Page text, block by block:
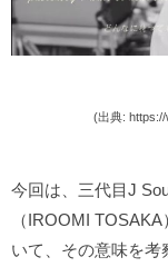
(出典:
今回は、三代目J
（IROOMI
いて、その意味を考